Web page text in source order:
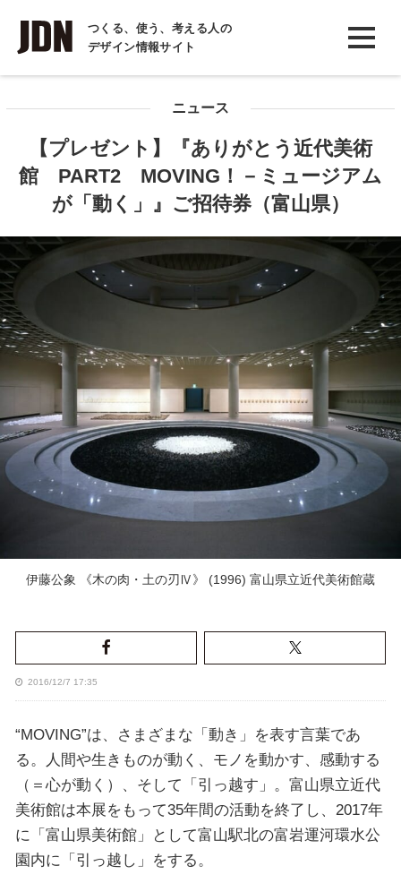
つくる、使う、考える人の
デザイン情報サイト
INTERVIEW
インタビュー
COLUMN
コラム
ニュース
【プレゼント】『ありがとう近代美術
館 PART2 MOVING！－ミュージアム
が「動く」』ご招待券（富山県）
伊藤公象 《木の肉・土の刃Ⅳ》 (1996) 富山県立近代美術館蔵
2016/12/7 17:35
“MOVING”は、さまざまな「動き」を表す言葉であ
る。人間や生きものが動く、モノを動かす、感動する
（＝心が動く）、そして「引っ越す」。富山県立近代
美術館は本展をもって35年間の活動を終了し、2017年
に「富山県美術館」として富山駅北の富岩運河環水公
園内に「引っ越し」をする。